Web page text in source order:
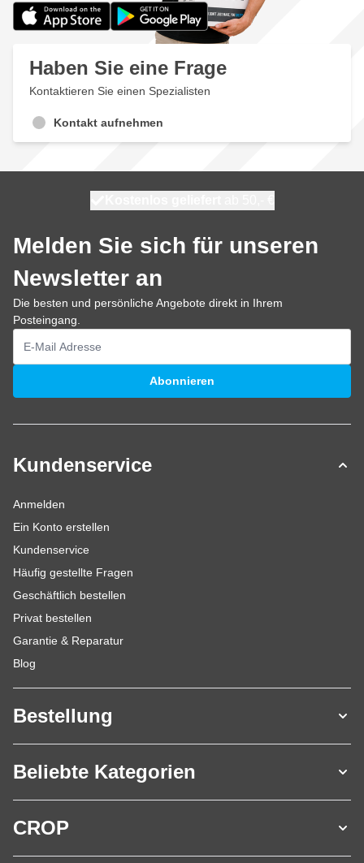
Haben Sie eine Frage
Kontaktieren Sie einen Spezialisten
Kontakt aufnehmen
Melden Sie sich für unseren
Newsletter an
Die besten und persönliche Angebote direkt in Ihrem
Posteingang.
E-Mailadresse
Abonnieren
Kundenservice
Anmelden
Ein Konto erstellen
Kundenservice
Häufig gestellte Fragen
Geschäftlich bestellen
Privat bestellen
Garantie & Reparatur
Blog
Bestellung
Beliebte Kategorien
CROP